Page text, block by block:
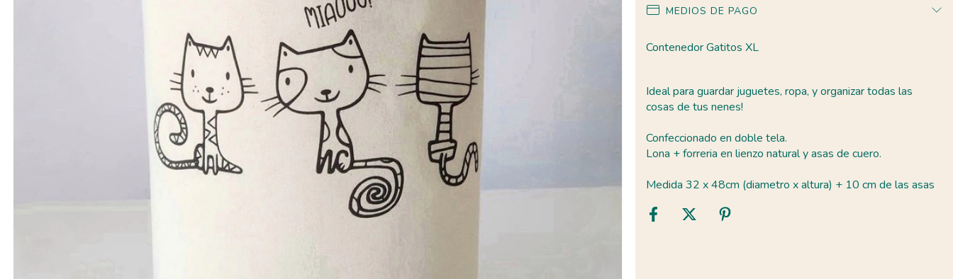
MEDIOS DE PAGO
Contenedor Gatitos XL
Ideal para guardar juguetes, ropa, y organizar todas las
cosas de tus nenes!
Confeccionado en doble tela.
Lona + forreria en lienzo natural y asas de cuero.
Medida 32 x 48cm (diametro x altura) + 10 cm de las asas